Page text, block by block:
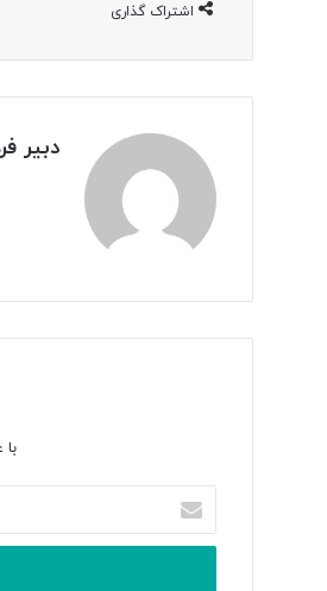
اشتراک گذاری
دبیر
ایمیل
خود